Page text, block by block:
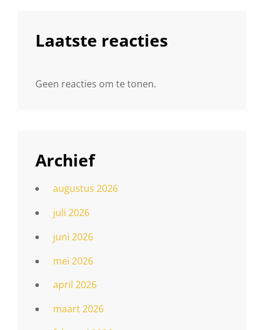
Laatste reacties
Geen reacties om te tonen.
Archief
augustus 2026
juli 2026
juni 2026
mei 2026
april 2026
maart 2026